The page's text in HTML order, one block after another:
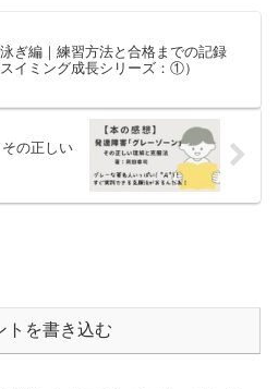
ぎ編｜練習方法と合格までの記録
スイミング成長シリーズ：①）
その正しい
トを書き込む